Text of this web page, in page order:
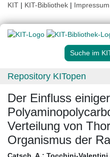
KIT | KIT-Bibliothek | Impressum
Suche im
Repository KITopen
Der Einfluss einiger
Verteilung von
Organismus der